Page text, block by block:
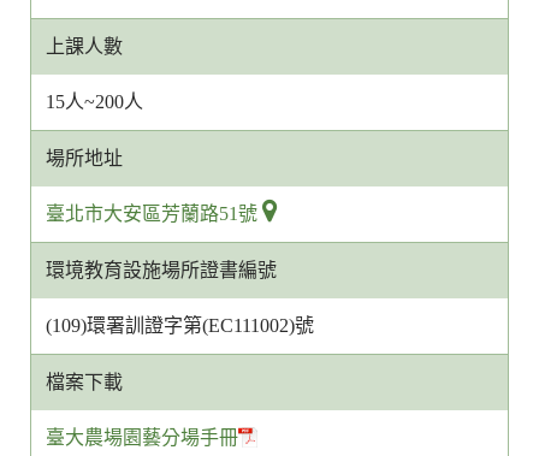
上課人數
15人~200人
場所地址
臺北市大安區芳蘭路51號
環境教育設施場所證書編號
(109)環署訓證字第(EC111002)號
檔案下載
臺大農場園藝分場手冊